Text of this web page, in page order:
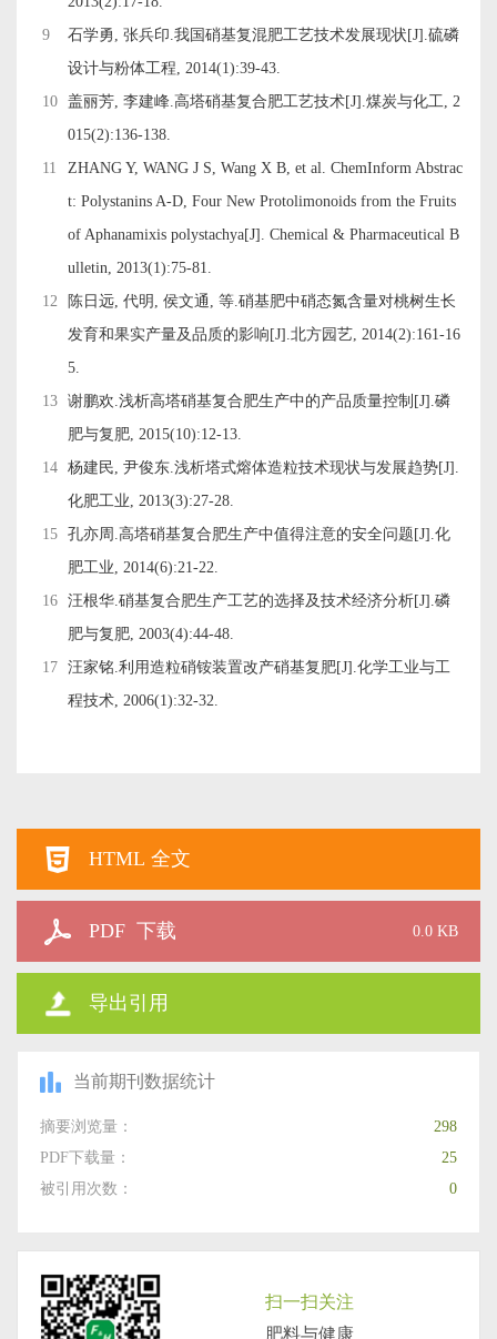
9
石学勇, 张兵印.我国硝基复混肥工艺技术发展现状[J].硫磷
设计与粉体工程, 2014(1):39-43.
10 盖丽芳, 李建峰.高塔硝基复合肥工艺技术[J].煤炭与化工, 2
015(2):136-138.
11
ZHANG Y, WANG J S, Wang X B, et al. ChemInform Abstrac
t: Polystanins A-D, Four New Protolimonoids from the Fruits
of Aphanamixis polystachya[J]. Chemical & Pharmaceutical B
ulletin, 2013(1):75-81.
12
陈日远, 代明, 侯文通, 等.硝基肥中硝态氮含量对桃树生长
发育和果实产量及品质的影响[J].北方园艺, 2014(2):161-16
5.
13 谢鹏欢.浅析高塔硝基复合肥生产中的产品质量控制[J].磷
肥与复肥, 2015(10):12-13.
14 杨建民, 尹俊东.浅析塔式熔体造粒技术现状与发展趋势[J].
化肥工业, 2013(3):27-28.
15 孔亦周.高塔硝基复合肥生产中值得注意的安全问题[J].化
肥工业, 2014(6):21-22.
16 汪根华.硝基复合肥生产工艺的选择及技术经济分析[J].磷
肥与复肥, 2003(4):44-48.
17 汪家铭.利用造粒硝铵装置改产硝基复肥[J].化学工业与工
程技术, 2006(1):32-32.
HTML 全文
PDF 下载 0.0 KB
导出引用
当前期刊数据统计
摘要浏览量：
298
PDF下载量：
25
被引用次数：
0
扫一扫关注
肥料与健康